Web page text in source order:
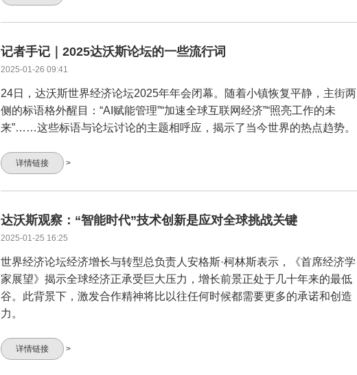
记者手记｜2025达沃斯论坛的一些流行词
2025-01-26 09:41
24日，达沃斯世界经济论坛2025年年会闭幕。随着小镇恢复平静，主街两
侧的标语格外醒目：“AI赋能管理”“加速全球互联网经济”“照亮工作的未
来”……这些标语与论坛讨论的主题相呼应，揭示了当今世界的热点趋势。
详情链接 >
达沃斯观察：“智能时代”技术创新是应对全球挑战关键
2025-01-25 16:25
世界经济论坛经济增长与转型总负责人安格斯·柯林斯表示，《首席经济学
家展望》揭示全球经济正承受巨大压力，增长前景正处于几十年来的最低
谷。此背景下，激发合作精神将比以往任何时候都需要更多的承诺和创造
力。
详情链接 >